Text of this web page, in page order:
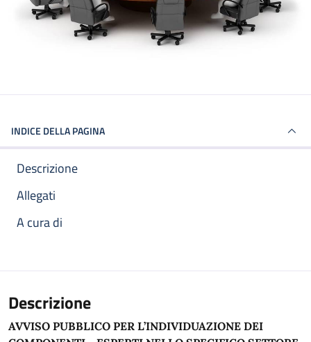
INDICE DELLA PAGINA
Descrizione
Allegati
A cura di
Descrizione
AVVISO PUBBLICO PER L’INDIVIDUAZIONE DEI